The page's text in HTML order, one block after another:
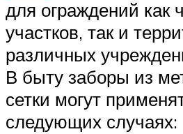
для ограждений как
участков, так и
различных
В быту заборы из
сетки могут
следующих случаях: